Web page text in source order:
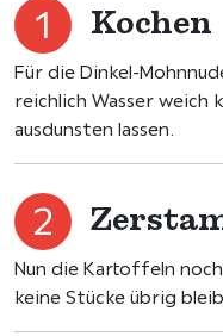
Kochen
Für die Dinkel-
reichlich Wasser weich
ausdunsten lassen.
Nun die Kartoffeln
keine Stücke übrig